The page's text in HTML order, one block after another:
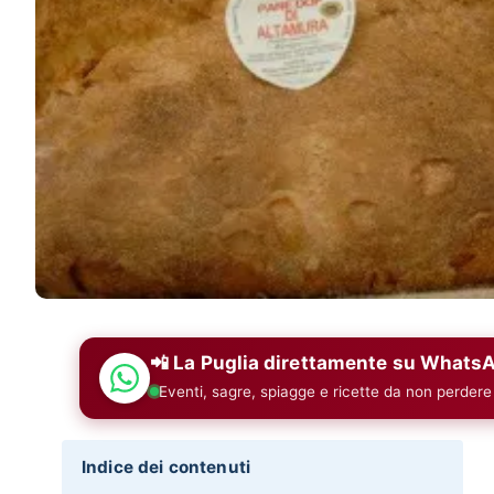
📲 La Puglia direttamente su
Eventi, sagre, spiagge e ricette da non perdere
Indice dei contenuti